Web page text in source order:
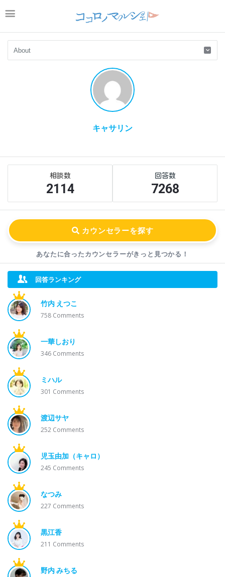
キャサリン
Sidebar
2114 7268
あなたに合ったカウンセラーがきっと見つかる！
回答ランキング
竹内 えつこ
758 Comments
一華しおり
346 Comments
ミハル
301 Comments
渡辺サヤ
252 Comments
児玉由加（キャロ）
245 Comments
なつみ
227 Comments
黒江香
211 Comments
野内 みちる